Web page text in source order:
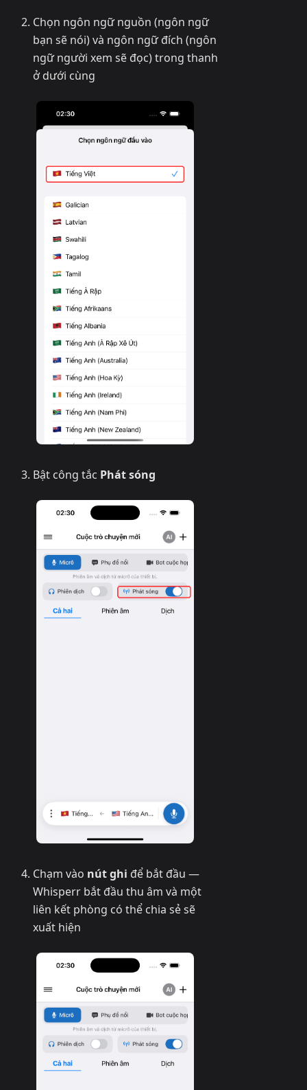
Chọn ngôn ngữ nguồn (ngôn ngữ
bạn sẽ nói) và ngôn ngữ đích (ngôn
ngữ người xem sẽ đọc) trong thanh
ở dưới cùng
Bật công tắc Phát sóng
Chạm vào nút ghi để bắt đầu —
Whisperr bắt đầu thu âm và một
liên kết phòng có thể chia sẻ sẽ
xuất hiện